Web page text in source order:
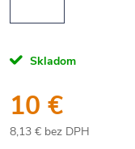
Skladom
10 €
8,13 € bez DPH